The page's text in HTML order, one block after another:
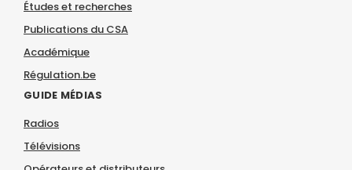
Études et recherches
Publications du CSA
Académique
Régulation.be
GUIDE MÉDIAS
Radios
Télévisions